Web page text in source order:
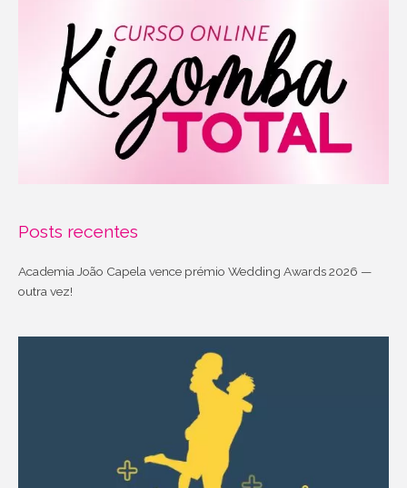
Posts recentes
Academia João Capela vence prémio Wedding Awards 2026 —
outra vez!